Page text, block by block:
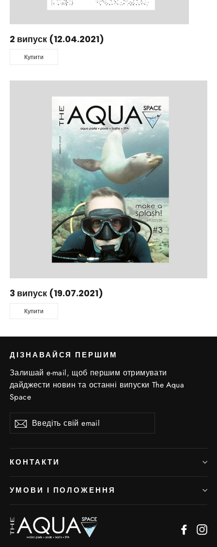
2 випуск (12.04.2021)
Купити
3 випуск (19.07.2021)
Купити
ДІЗНАВАЙСЯ ПЕРШИМ
Залишай e-mail, щоб першим отримувати
дайджести новин та останні випуски The Aqua
Space
Введіть
свій
Підписатись
КОНТАКТИ
УМОВИ І ПОЛОЖЕННЯ